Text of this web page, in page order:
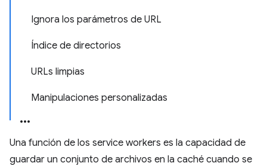
Ignora los parámetros de URL
Índice de directorios
URLs limpias
Manipulaciones personalizadas
Una función de los service workers es la capacidad de
guardar un conjunto de archivos en la caché cuando se